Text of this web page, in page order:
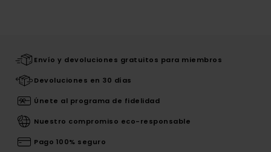
Envío y devoluciones gratuitos para miembros
Devoluciones en 30 días
Únete al programa de fidelidad
Nuestro compromiso eco-responsable
Pago 100% seguro